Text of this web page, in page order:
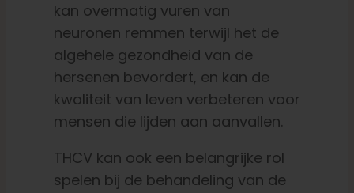
kan overmatig vuren van
neuronen remmen terwijl het de
algehele gezondheid van de
hersenen bevordert, en kan de
kwaliteit van leven verbeteren voor
mensen die lijden aan aanvallen.
THCV kan ook een belangrijke rol
spelen bij de behandeling van de